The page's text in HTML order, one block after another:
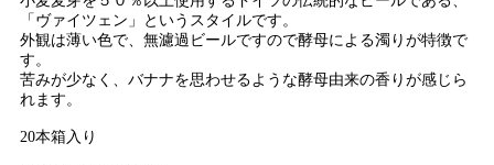
「ヴァイツェン」というスタイルです。
外観は薄い色で、無濾過ビールですので酵母による濁りが特徴で
す。
苦みが少なく、バナナを思わせるような酵母由来の香りが感じら
れます。
20本箱入り